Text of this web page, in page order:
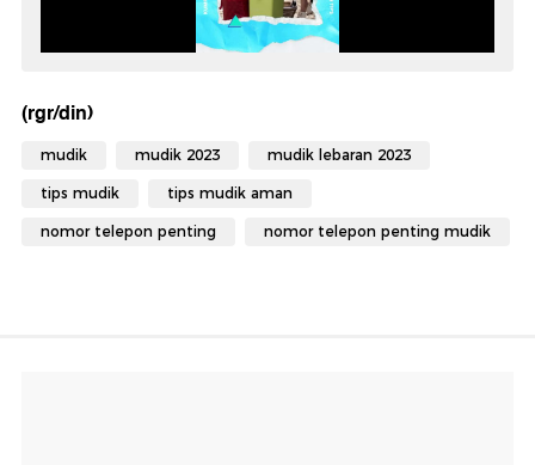
(rgr/din)
mudik mudik 2023 mudik lebaran 2023
tips mudik tips mudik aman
nomor telepon penting nomor telepon penting mudik